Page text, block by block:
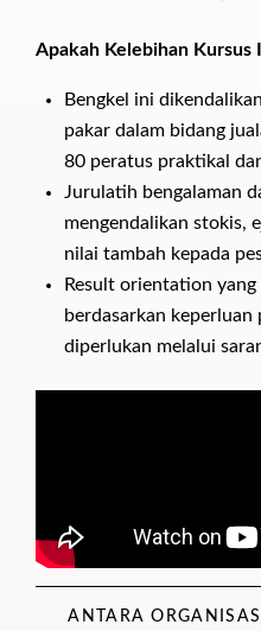
Apakah Kelebihan Kursus
Bengkel ini
pakar dalam bidang
80 peratus praktikal
Jurulatih bengalaman
mengendalikan stokis,
nilai tambah kepada
Result orientation
berdasarkan keperluan
diperlukan melalui
ANTARA